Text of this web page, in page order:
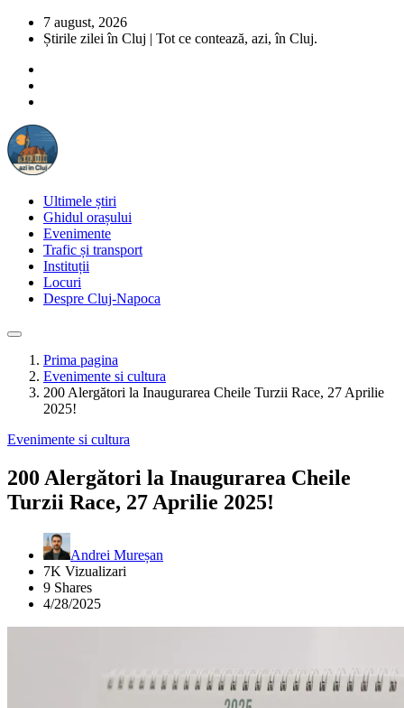
7 august, 2026
Știrile zilei în Cluj | Tot ce contează, azi, în Cluj.
Ultimele știri
Ghidul orașului
Evenimente
Trafic și transport
Instituții
Locuri
Despre Cluj-Napoca
Prima pagina
Evenimente si cultura
200 Alergători la Inaugurarea Cheile Turzii Race, 27 Aprilie
2025!
Evenimente si cultura
200 Alergători la Inaugurarea Cheile
Turzii Race, 27 Aprilie 2025!
Andrei Mureșan
7K Vizualizari
9 Shares
4/28/2025